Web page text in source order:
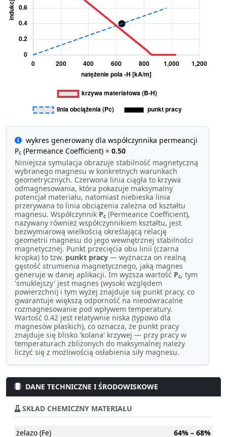
wykres generowany dla współczynnika permeancji
Pc (Permeance Coefficient) = 0.50
Niniejsza symulacja obrazuje stabilność magnetyczną
wybranego magnesu w konkretnych warunkach
geometrycznych. Czerwona linia ciągła to krzywa
odmagnesowania, która pokazuje maksymalny
potencjał materiału, natomiast niebieska linia
przerywana to linia obciążenia zależna od kształtu
magnesu. Współczynnik Pc (Permeance Coefficient),
nazywany również współczynnikiem kształtu, jest
bezwymiarową wielkością określającą relację
geometrii magnesu do jego wewnętrznej stabilności
magnetycznej. Punkt przecięcia obu linii (czarna
kropka) to tzw. punkt pracy — wyznacza on realną
gęstość strumienia magnetycznego, jaką magnes
generuje w danej aplikacji. Im wyższa wartość Pc, tym
'smuklejszy' jest magnes (wysoki względem
powierzchni) i tym wyżej znajduje się punkt pracy, co
gwarantuje większą odporność na nieodwracalne
rozmagnesowanie pod wpływem temperatury.
Wartość 0.42 jest relatywnie niska (typowo dla
magnesów płaskich), co oznacza, że punkt pracy
znajduje się blisko 'kolana' krzywej — przy pracy w
temperaturach zbliżonych do maksymalnej należy
liczyć się z możliwością osłabienia siły magnesu.
DANE TECHNICZNE I ŚRODOWISKOWE
SKŁAD CHEMICZNY MATERIAŁU
żelazo (Fe)
64% – 68%